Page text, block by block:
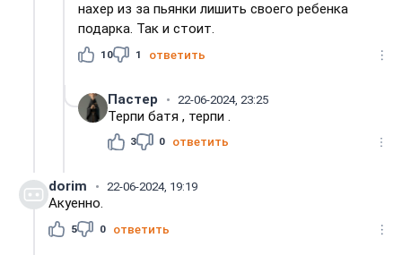
нахер из за пьянки лишить своего ребенка
подарка. Так и стоит.
10 1 ответить
Пастер 22-06-2024, 23:25
Терпи батя , терпи .
3 0 ответить
dorim 22-06-2024, 19:19
Акуенно.
5 0 ответить